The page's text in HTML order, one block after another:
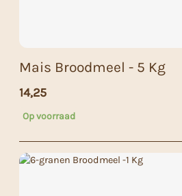
Mais Broodmeel - 5 Kg
14,25
Op voorraad